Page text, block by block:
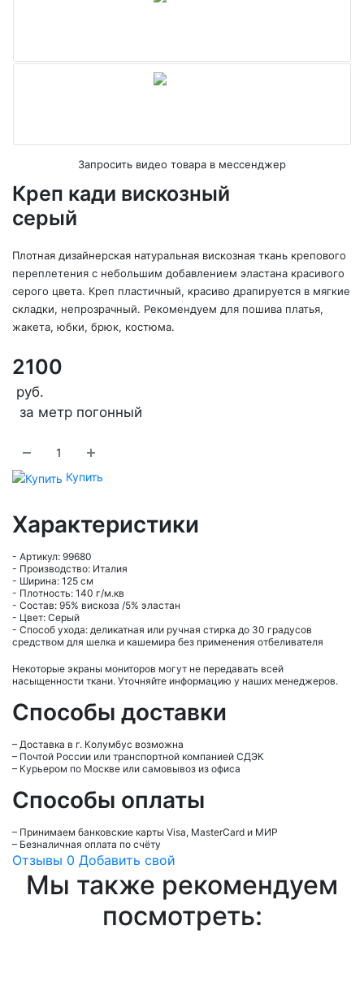
Запросить видео товара в мессенджер
Креп кади вискозный
серый
Плотная дизайнерская натуральная вискозная ткань крепового
переплетения с небольшим добавлением эластана красивого
серого цвета. Креп пластичный, красиво драпируется в мягкие
складки, непрозрачный. Рекомендуем для пошива платья,
жакета, юбки, брюк, костюма.
2100
руб.
за метр погонный
Купить
Характеристики
- Артикул: 99680
- Производство: Италия
- Ширина: 125 см
- Плотность: 140 г/м.кв
- Состав: 95% вискоза /5% эластан
- Цвет: Серый
- Способ ухода: деликатная или ручная стирка до 30 градусов
средством для шелка и кашемира без применения отбеливателя
Некоторые экраны мониторов могут не передавать всей
насыщенности ткани. Уточняйте информацию у наших менеджеров.
Способы доставки
– Доставка в г. Колумбусвозможна
– Почтой России или транспортной компанией СДЭК
– Курьером по Москве или самовывоз из офиса
Способы оплаты
– Принимаем банковские карты Visa, MasterCard и МИР
– Безналичная оплата по счёту
Отзывы0 Добавить свой
Мы также рекомендуем
посмотреть: